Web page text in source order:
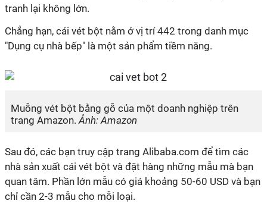
tranh lại không lớn.
Chẳng hạn, cái vét bột nằm ở vị trí 442 trong danh mục
"Dụng cụ nhà bếp" là một sản phẩm tiềm năng.
Muỗng vét bột bằng gỗ của một doanh nghiệp trên
trang Amazon.Ảnh: Amazon
Sau đó, các bạn truy cập trang Alibaba.com để tìm các
nhà sản xuất cái vét bột và đặt hàng những mẫu mà bạn
quan tâm. Phần lớn mẫu có giá khoảng 50-60 USD và bạn
chỉ cần 2-3 mẫu cho mỗi loại.